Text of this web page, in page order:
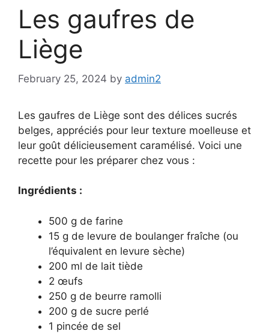
Les gaufres de
Liège
February 25, 2024 by admin2
Les gaufres de Liège sont des délices sucrés
belges, appréciés pour leur texture moelleuse et
leur goût délicieusement caramélisé. Voici une
recette pour les préparer chez vous :
Ingrédients :
500 g de farine
15 g de levure de boulanger fraîche (ou
l’équivalent en levure sèche)
200 ml de lait tiède
2 œufs
250 g de beurre ramolli
200 g de sucre perlé
1 pincée de sel